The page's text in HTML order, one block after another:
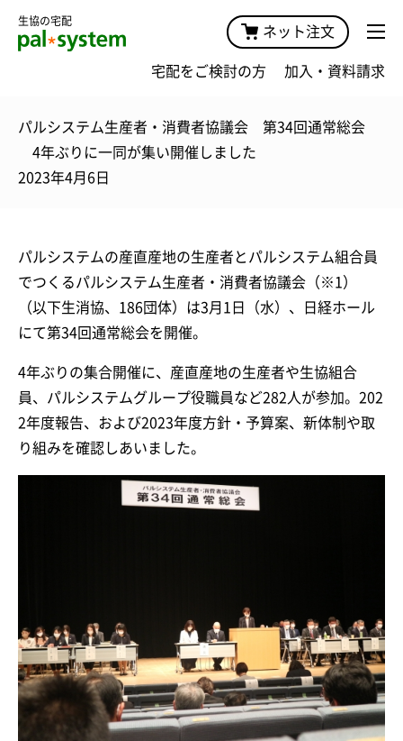
生協の宅配
ネット注文
宅配をご検討の方 加入・資料請求
パルシステム生産者・消費者協議会 第34回通常総会
4年ぶりに一同が集い開催しました
2023年4月6日
パルシステムの産直産地の生産者とパルシステム組合員
でつくるパルシステム生産者・消費者協議会（※1）
（以下生消協、186団体）は3月1日（水）、日経ホール
にて第34回通常総会を開催。
4年ぶりの集合開催に、産直産地の生産者や生協組合
員、パルシステムグループ役職員など282人が参加。202
2年度報告、および2023年度方針・予算案、新体制や取
り組みを確認しあいました。